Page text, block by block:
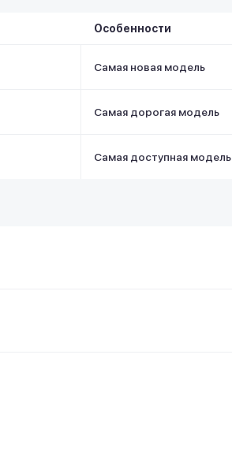
Особенности
Самая новая модель
Самая дорогая модель
Самая доступная модель